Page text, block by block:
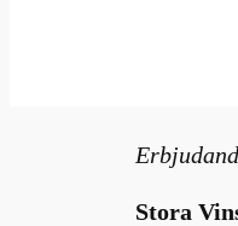
Stora